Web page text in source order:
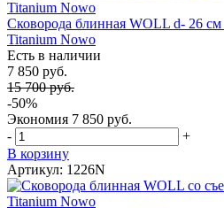
Сковорода блинная WOLL d- 26 см
Titanium Nowo
Есть в наличии
7 850 руб.
15 700 руб.
-50%
Экономия 7 850 руб.
-
+
В корзину
Артикул: 1226N